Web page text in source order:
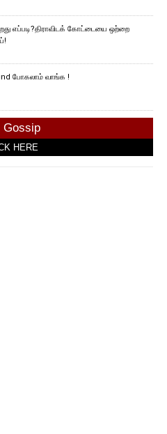
எப்படி?திராவிடக் கோட்டையை ஒற்றை
போகலாம் வாங்க !
Gossip
HERE